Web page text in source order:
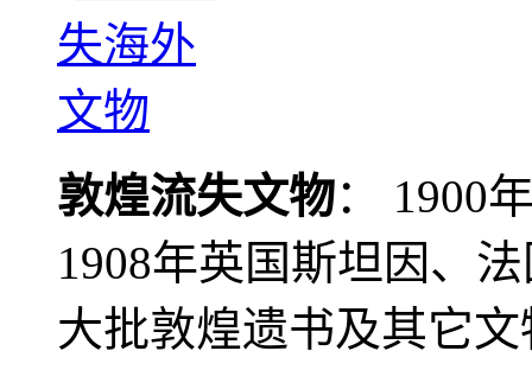
敦煌流失文物： 1900
1908年英国斯坦因、
大批敦煌遗书及其它